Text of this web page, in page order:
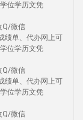
位学历文凭
Q/微信
绩单、代办网上可
位学历文凭
Q/微信
绩单、代办网上可
位学历文凭
Q/微信